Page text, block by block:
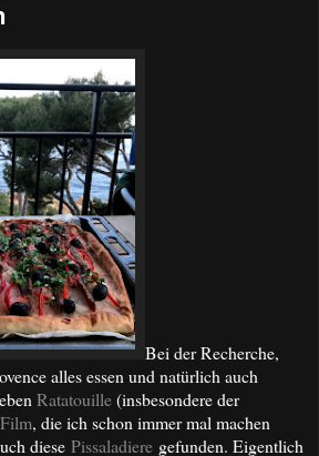
Bei der Recherche,
alles essen und natürlich auch
Ratatouille(insbesondere der
Film, die ich schon immer mal machen
diese Pissaladiere gefunden. Eigentlich